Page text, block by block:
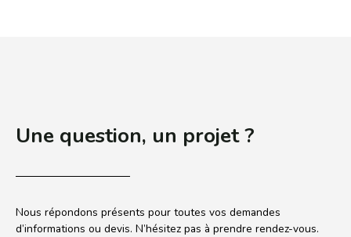
Une question, un projet ?
Nous répondons présents pour toutes vos demandes
d’informations ou devis. N’hésitez pas à prendre rendez-vous.